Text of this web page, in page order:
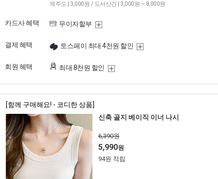
제주도 | 3,000원 / 도서산간 | 3,000원 ~ 8,000원
카드사 혜택 무이자할부
결제 혜택 토스페이 최대 4천원 할인
회원 혜택 최대 8천원 할인
[함께 구매해요! - 코디한 상품]
신축 골지 베이직 이너 나시
6,390원
5,990원
94원 적립